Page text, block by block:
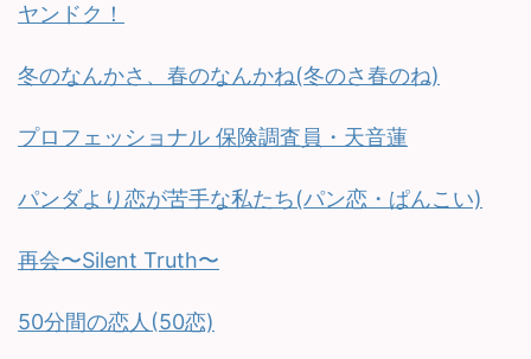
ヤンドク！
冬のなんかさ、春のなんかね(冬のさ春のね)
プロフェッショナル 保険調査員・天音蓮
パンダより恋が苦手な私たち(パン恋・ぱんこい)
再会〜Silent Truth〜
50分間の恋人(50恋)